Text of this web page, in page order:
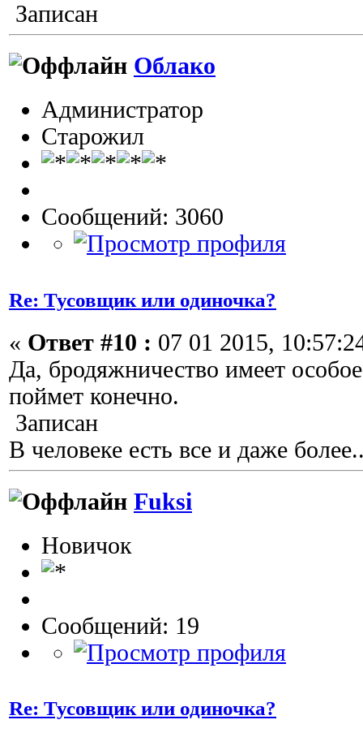
Записан
Облако
Администратор
Старожил
Сообщений: 3060
Re: Тусовщик или одиночка?
« Ответ #10 : 07 01 2015,
Да, бродяжничество имеет
поймет конечно.
Записан
В человеке есть все и даже
Fuksi
Новичок
Сообщений: 19
Re: Тусовщик или одиночка?